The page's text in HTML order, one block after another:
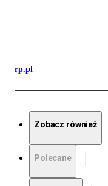
rp.pl
Zobacz również
Polecane